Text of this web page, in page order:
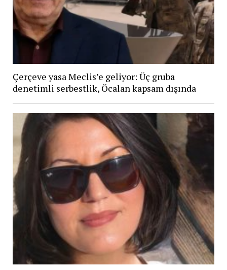
Çerçeve yasa Meclis’e geliyor: Üç gruba
denetimli serbestlik, Öcalan kapsam dışında